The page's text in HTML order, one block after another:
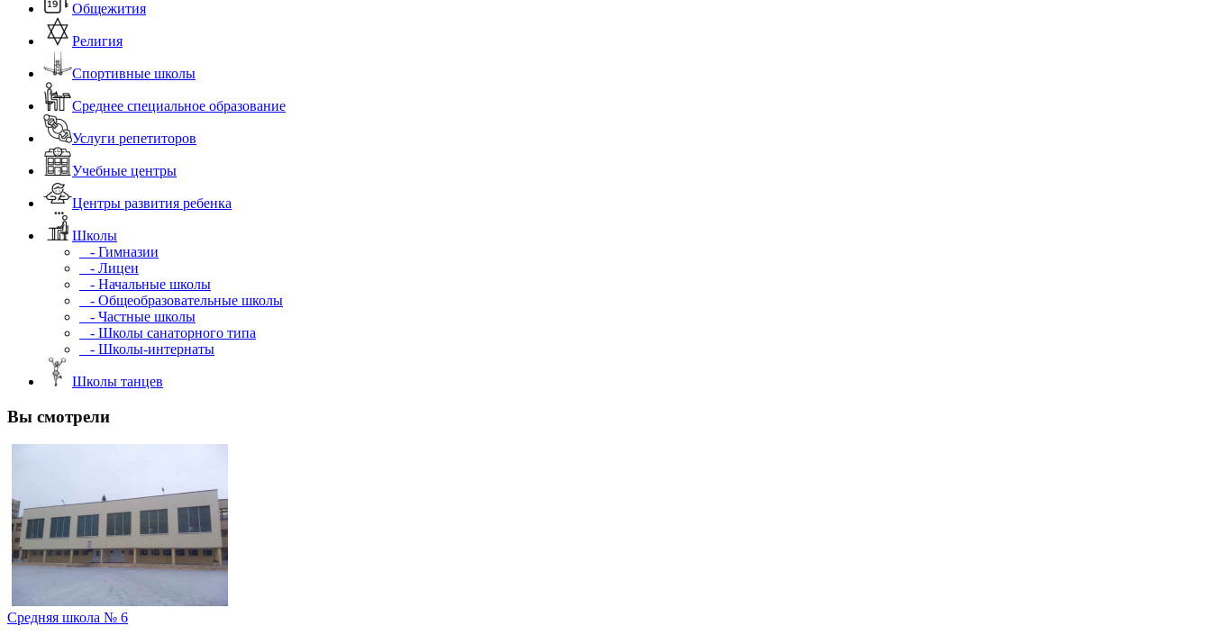
Общежития
Религия
Спортивные школы
Среднее специальное образование
Услуги репетиторов
Учебные центры
Центры развития ребенка
Школы
- Гимназии
- Лицеи
- Начальные школы
- Общеобразовательные школы
- Частные школы
- Школы санаторного типа
- Школы-интернаты
Школы танцев
Вы смотрели
Средняя школа № 6